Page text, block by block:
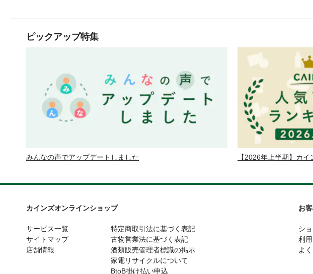
ピックアップ特集
みんなの声でアップデートしました 【2026年上半期】カ
カインズオンラインショップ
サービス一覧
サイトマップ
店舗情報
特定商取引法に基づく表記
古物営業法に基づく表記
酒類販売管理者標識の掲示
家電リサイクルについて
BtoB掛け払い申込
お
シ
利
よ